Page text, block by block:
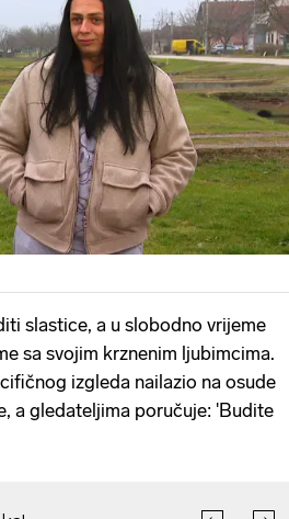
slastice, a u slobodno vrijeme
sa svojim krznenim ljubimcima.
izgleda nailazio na osude
a gledateljima poručuje: 'Budite